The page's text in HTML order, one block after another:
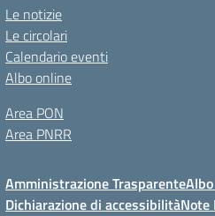
Le notizie
Le circolari
Calendario eventi
Albo online
Area PON
Area PNRR
Amministrazione Trasparente
Dichiarazione di accessibilitàNote